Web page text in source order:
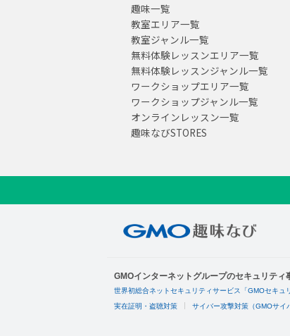
趣味一覧
教室エリア一覧
教室ジャンル一覧
無料体験レッスンエリア一覧
無料体験レッスンジャンル一覧
ワークショップエリア一覧
ワークショップジャンル一覧
オンラインレッスン一覧
趣味なびSTORES